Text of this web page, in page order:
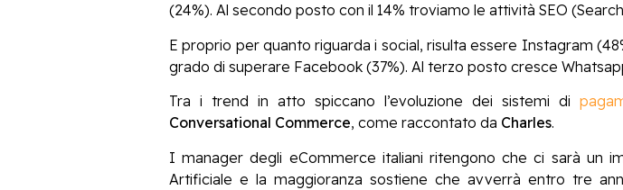
(24%). Al secondo posto con il 14% troviamo le attività SEO
E proprio per quanto riguarda i social, risulta essere Instagram
grado di superare Facebook (37%). Al terzo posto cresce
Tra i trend in atto spiccano l’evoluzione dei sistemi di
Conversational Commerce, come raccontato da Charles.
I manager degli eCommerce italiani ritengono che ci sarà un
Artificiale e la maggioranza sostiene che avverrà entro tre